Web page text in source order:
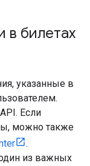
билетах
указанные в
Если
можно также
.
из важных